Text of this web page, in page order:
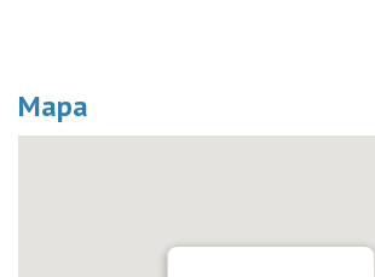
Mapa